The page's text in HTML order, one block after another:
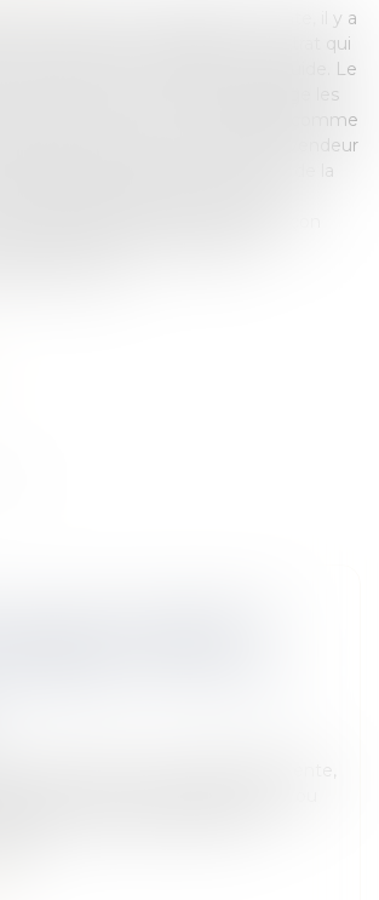
promesse et acte définitif de vente, il y a
Avant-contrat qui engage ou contrat qui
définitive... SeLoger' vous guide. Le
est un avant-contrat qui engage les
de vente est considéré comme
s’agit d’un contrat que le vendeur
pour s’accorder sur les termes de la
la signature définitive de l'acte
permet de s’accorder de façon
de vente du bien, les clauses
de la vente...
DE VENTE, PROMESSE DE
DÉFINITIF DE VENTE...
? | ACTUALITÉS
promesse et acte définitif de vente,
perdre. Avant-contrat qui engage ou
la vente de façon définitive...